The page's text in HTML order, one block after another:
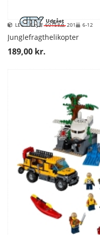
Udgået
LEGO City 60158 201 6-12
Junglefragthelikopter
189,00 kr.